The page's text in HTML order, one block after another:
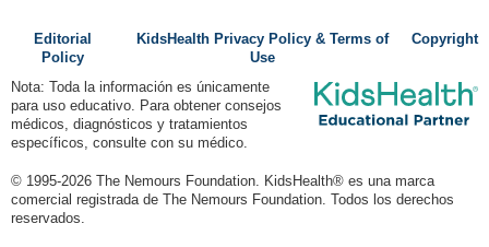
Editorial
Policy
KidsHealth Privacy Policy & Terms of
Use
Copyright
Nota: Toda la información es únicamente
para uso educativo. Para obtener consejos
médicos, diagnósticos y tratamientos
específicos, consulte con su médico.
© 1995-2026 The Nemours Foundation. KidsHealth® es una marca
comercial registrada de The Nemours Foundation. Todos los derechos
reservados.